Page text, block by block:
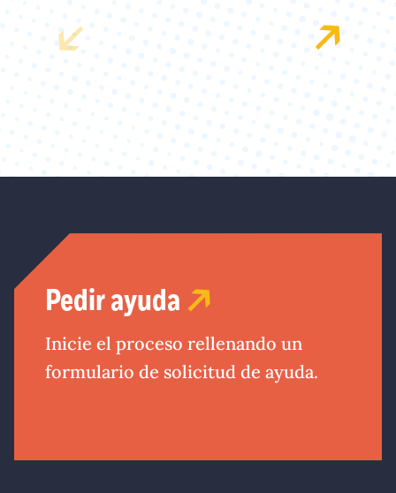
Pedir ayuda
Inicie el proceso rellenando un
formulario de solicitud de ayuda.